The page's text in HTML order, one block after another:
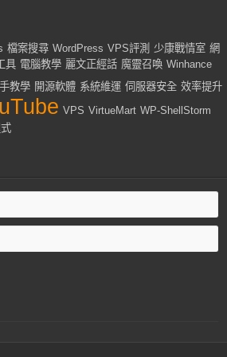
檔案搜尋 WordPress VPS評測 少康戰情室 網
具 電腦教學 麗文正經話 魔靈召喚 Winhance
教學 開源軟體 系統維運 伺服器安全 效率提升
VPS VirtueMart WP-ShellStorm